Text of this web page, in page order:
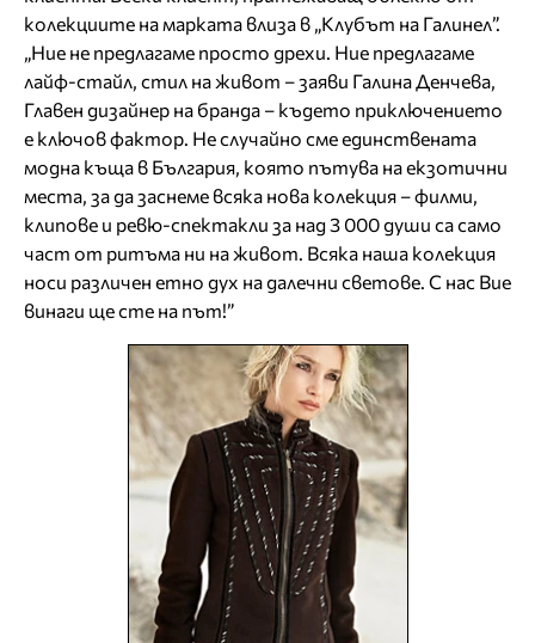
колекциите на марката влиза в „Клубът на Галинел”.
„Ние не предлагаме просто дрехи. Ние предлагаме
лайф-стайл, стил на живот – заяви Галина Денчева,
Главен дизайнер на бранда – където приключението
е ключов фактор. Не случайно сме единствената
модна къща в България, която пътува на екзотични
места, за да заснеме всяка нова колекция – филми,
клипове и ревю-спектакли за над 3 000 души са само
част от ритъма ни на живот. Всяка наша колекция
носи различен етно дух на далечни светове. С нас Вие
винаги ще сте на път!”